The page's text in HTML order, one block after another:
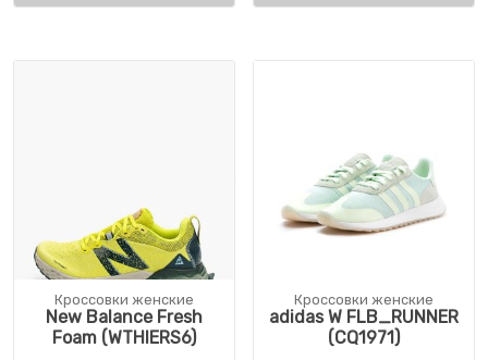
Кроссовки женские
New Balance Fresh
Foam (WTHIERS6)
Кроссовки женские
adidas W FLB_RUNNER
(CQ1971)